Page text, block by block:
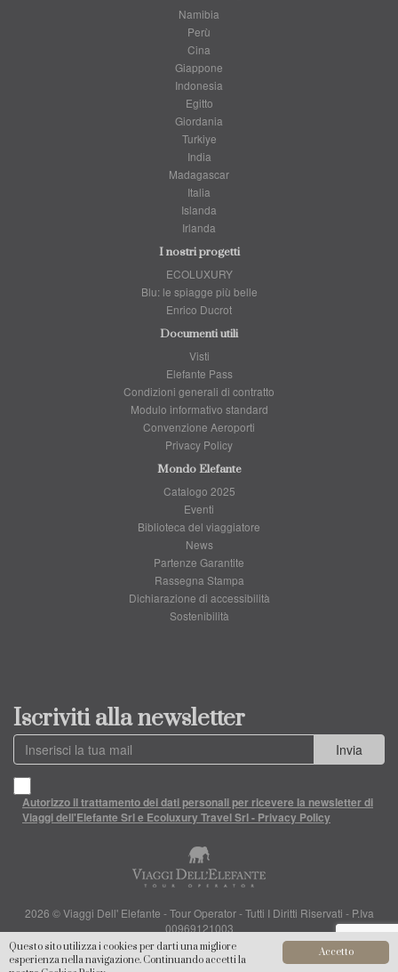
Accetto
Questo sito utilizza i cookies per darti una migliore
esperienza nella navigazione. Continuando accetti la
Namibia
Perù
Cina
Giappone
Indonesia
Egitto
Giordania
Turkiye
India
Madagascar
Italia
Islanda
Irlanda
I nostri progetti
ECOLUXURY
Blu: le spiagge più belle
Enrico Ducrot
Documenti utili
Visti
Elefante Pass
Condizioni generali di contratto
Modulo informativo standard
Convenzione Aeroporti
Privacy Policy
Mondo Elefante
Catalogo 2025
Eventi
Biblioteca del viaggiatore
News
Partenze Garantite
Rassegna Stampa
Dichiarazione di accessibilità
Sostenibilità
Iscriviti alla newsletter
Invia
Autorizzo il trattamento dei dati personali per ricevere la newsletter di
Viaggi dell'Elefante Srl e Ecoluxury Travel Srl - Privacy Policy
2026 © Viaggi Dell' Elefante - Tour Operator - Tutti I Diritti Riservati - P.Iva
00969121003